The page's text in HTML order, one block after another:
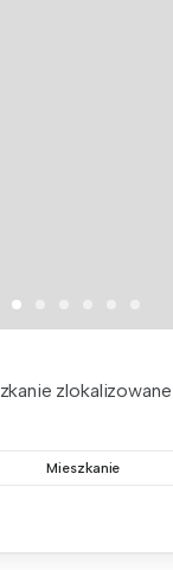
Mieszkanie